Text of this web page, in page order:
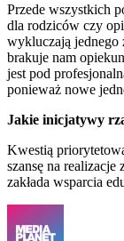
Przede wszystkich
dla rodziców czy
wykluczają jednego
brakuje nam
jest pod
ponieważ nowe
Jakie inicjatywy
Kwestią
szansę na
zakłada wsparcia